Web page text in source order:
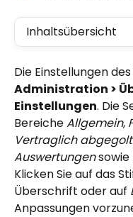
Inhaltsübersicht
Die Einstellungen
Administration >
Einstellungen. Die
Bereiche Allgemein,
Vertraglich
Auswertungen sowie
Klicken Sie auf das
Überschrift oder auf
Anpassungen